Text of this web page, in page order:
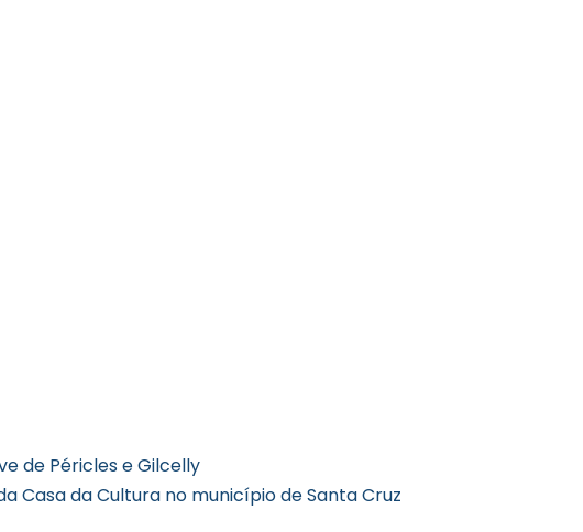
de Péricles e Gilcelly
Casa da Cultura no município de Santa Cruz